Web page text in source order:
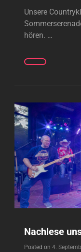
Unsere
hören. …
Nachlese
Posted on 4.